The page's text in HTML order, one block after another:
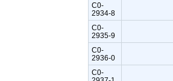
C0-
2934-8
C0-
2935-9
C0-
2936-0
C0-